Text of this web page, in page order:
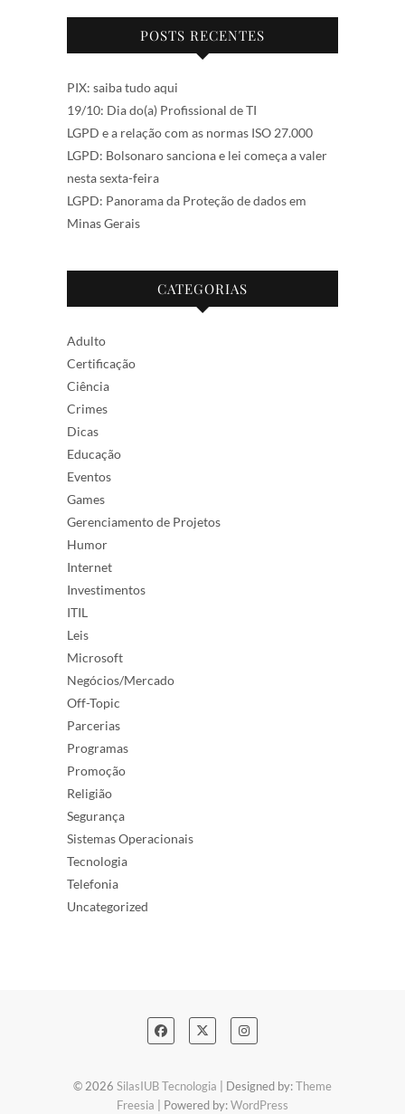
POSTS RECENTES
PIX: saiba tudo aqui
19/10: Dia do(a) Profissional de TI
LGPD e a relação com as normas ISO 27.000
LGPD: Bolsonaro sanciona e lei começa a valer
nesta sexta-feira
LGPD: Panorama da Proteção de dados em
Minas Gerais
CATEGORIAS
Adulto
Certificação
Ciência
Crimes
Dicas
Educação
Eventos
Games
Gerenciamento de Projetos
Humor
Internet
Investimentos
ITIL
Leis
Microsoft
Negócios/Mercado
Off-Topic
Parcerias
Programas
Promoção
Religião
Segurança
Sistemas Operacionais
Tecnologia
Telefonia
Uncategorized
© 2026 SilasIUB Tecnologia | Designed by:Theme
Freesia | Powered by:WordPress